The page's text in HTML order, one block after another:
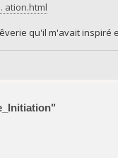
ation.html
qu'il m'avait